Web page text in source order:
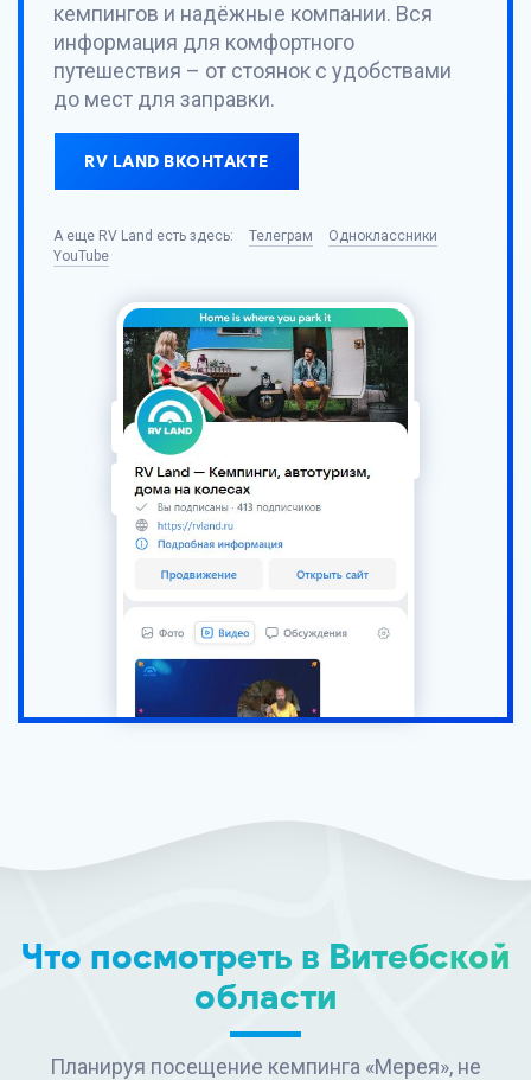
кемпингов и надёжные компании. Вся
информация для комфортного
путешествия – от стоянок с удобствами
до мест для заправки.
RV LAND ВКОНТАКТЕ
А еще RV Land есть здесь: Телеграм
Одноклассники
YouTube
Что посмотреть в Витебской
области
Планируя посещение кемпинга «Мерея», не